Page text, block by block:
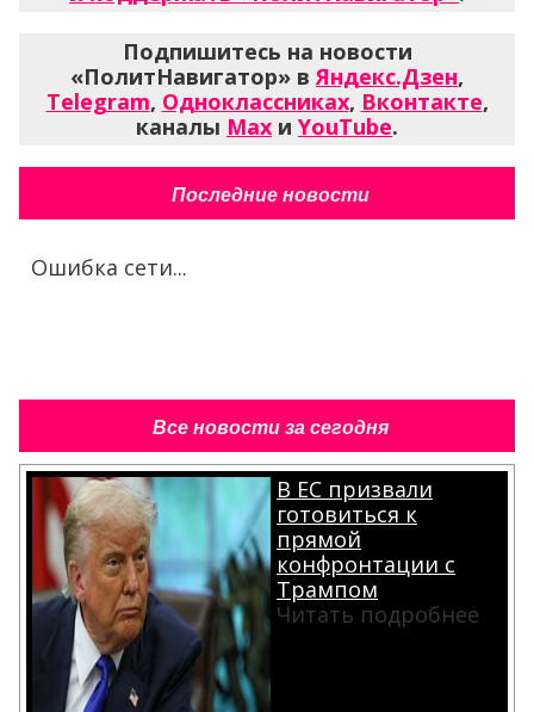
Подпишитесь на новости
«ПолитНавигатор» вЯндекс.Дзен,
Telegram, Одноклассниках, Вконтакте,
каналы Max и YouTube.
Последние новости
Ошибка сети...
Все новости за сегодня
В ЕС призвали
готовиться к
прямой
конфронтации с
Трампом
Читать подробнее